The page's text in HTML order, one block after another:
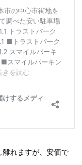
れますが、安価で